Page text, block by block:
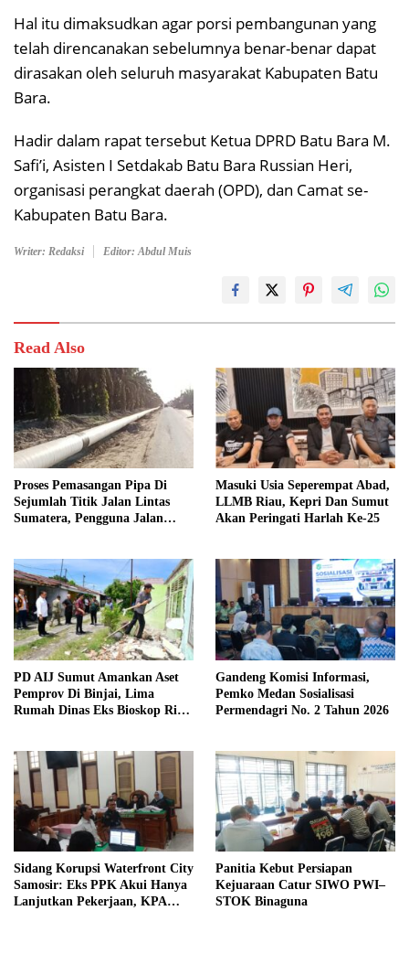
Hal itu dimaksudkan agar porsi pembangunan yang
telah direncanakan sebelumnya benar-benar dapat
dirasakan oleh seluruh masyarakat Kabupaten Batu
Bara.
Hadir dalam rapat tersebut Ketua DPRD Batu Bara M.
Safi’i, Asisten I Setdakab Batu Bara Russian Heri,
organisasi perangkat daerah (OPD), dan Camat se-
Kabupaten Batu Bara.
Writer: Redaksi Editor: Abdul Muis
Read Also
Proses Pemasangan Pipa Di
Sejumlah Titik Jalan Lintas
Sumatera, Pengguna Jalan
Masuki Usia Seperempat Abad,
LLMB Riau, Kepri Dan Sumut
Akan Peringati Harlah Ke-25
PD AIJ Sumut Amankan Aset
Pemprov Di Binjai, Lima
Rumah Dinas Eks Bioskop Ria
Gandeng Komisi Informasi,
Pemko Medan Sosialisasi
Permendagri No. 2 Tahun 2026
Sidang Korupsi Waterfront City
Samosir: Eks PPK Akui Hanya
Lanjutkan Pekerjaan, KPA
Panitia Kebut Persiapan
Kejuaraan Catur SIWO PWI–
STOK Binaguna